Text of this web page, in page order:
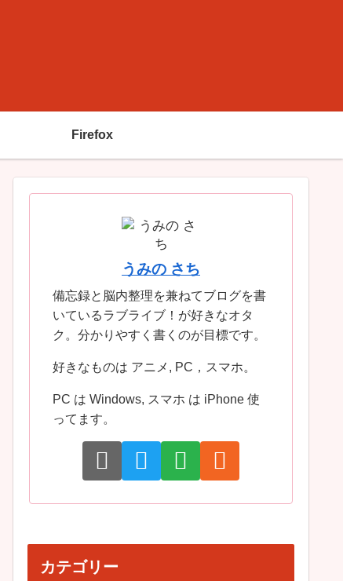
Firefox
うみの さち
備忘録と脳内整理を兼ねてブログを書
いているラブライブ！が好きなオタ
ク。分かりやすく書くのが目標です。
好きなものは アニメ, PC，スマホ。
PC は Windows, スマホ は iPhone 使
ってます。
カテゴリー